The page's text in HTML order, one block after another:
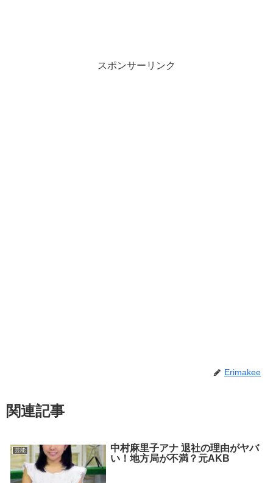
スポンサーリンク
Erimakee
関連記事
芸能
中村麻里子アナ 退社の理由がヤバ
い！地方局が不満？元AKB